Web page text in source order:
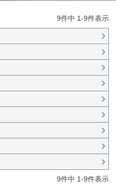
9件中 1-9件表示
9件中 1-9件表示